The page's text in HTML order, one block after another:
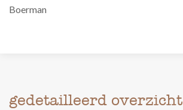
Boerman
gedetailleerd overzicht